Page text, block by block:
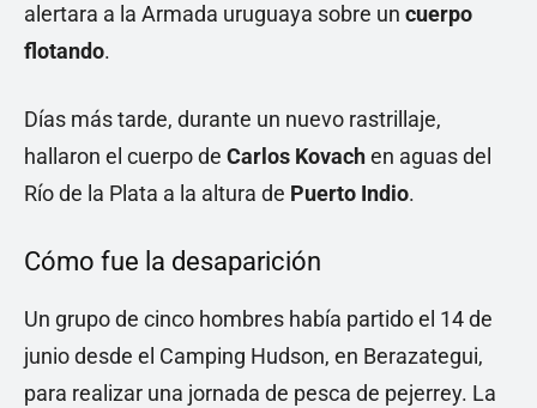
alertara a la Armada uruguaya sobre un cuerpo
flotando.
Días más tarde, durante un nuevo rastrillaje,
hallaron el cuerpo de Carlos Kovachen aguas del
Río de la Plata a la altura de Puerto Indio.
Cómo fue la desaparición
Un grupo de cinco hombres había partido el 14 de
junio desde el Camping Hudson, en Berazategui,
para realizar una jornada de pesca de pejerrey. La